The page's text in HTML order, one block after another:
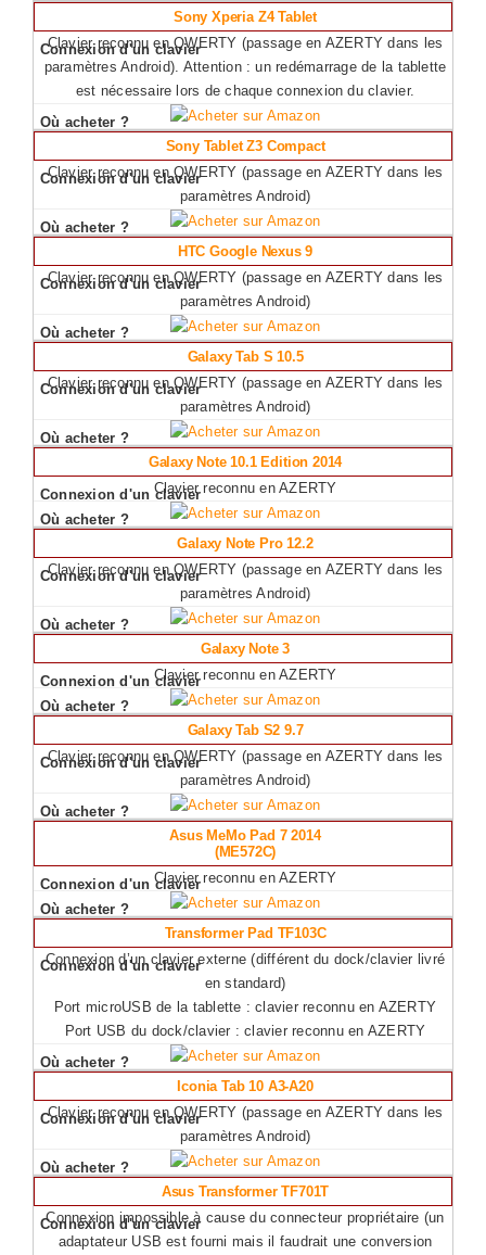
Sony Xperia Z4 Tablet
Clavier reconnu en QWERTY (passage en AZERTY dans les
paramètres Android). Attention : un redémarrage de la tablette
est nécessaire lors de chaque connexion du clavier.
Sony Tablet Z3 Compact
Clavier reconnu en QWERTY (passage en AZERTY dans les
paramètres Android)
HTC Google Nexus 9
Clavier reconnu en QWERTY (passage en AZERTY dans les
paramètres Android)
Galaxy Tab S 10.5
Clavier reconnu en QWERTY (passage en AZERTY dans les
paramètres Android)
Galaxy Note 10.1 Edition 2014
Clavier reconnu en AZERTY
Galaxy Note Pro 12.2
Clavier reconnu en QWERTY (passage en AZERTY dans les
paramètres Android)
Galaxy Note 3
Clavier reconnu en AZERTY
Galaxy Tab S2 9.7
Clavier reconnu en QWERTY (passage en AZERTY dans les
paramètres Android)
Asus MeMo Pad 7 2014
(ME572C)
Clavier reconnu en AZERTY
Transformer Pad TF103C
Connexion d’un clavier externe (différent du dock/clavier livré
en standard)
Port microUSB de la tablette : clavier reconnu en AZERTY
Port USB du dock/clavier : clavier reconnu en AZERTY
Iconia Tab 10 A3-A20
Clavier reconnu en QWERTY (passage en AZERTY dans les
paramètres Android)
Asus Transformer TF701T
Connexion impossible à cause du connecteur propriétaire (un
adaptateur USB est fourni mais il faudrait une conversion